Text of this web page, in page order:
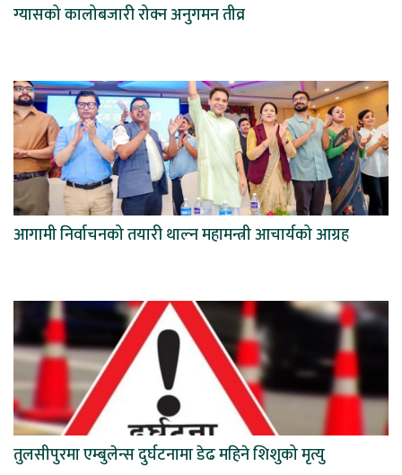
ग्यासको कालोबजारी रोक्न अनुगमन तीव्र
आगामी निर्वाचनको तयारी थाल्न महामन्त्री आचार्यको आग्रह
तुलसीपुरमा एम्बुलेन्स दुर्घटनामा डेढ महिने शिशुको मृत्यु